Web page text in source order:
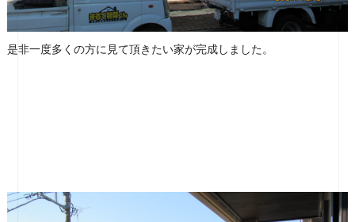
是非一度多くの方に見て頂きたい家が完成しました。